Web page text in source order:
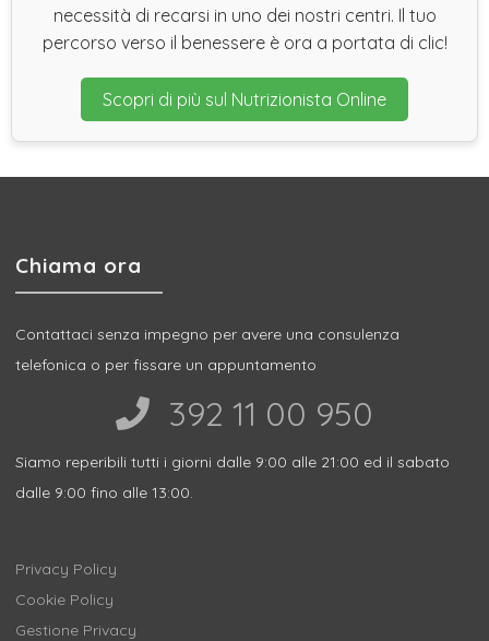
necessità di recarsi in uno dei nostri centri. Il tuo
percorso verso il benessere è ora a portata di clic!
Scopri di più sul Nutrizionista Online
Chiama ora
Contattaci senza impegno per avere una consulenza
telefonica o per fissare un appuntamento
392 11 00 950‬
Siamo reperibili tutti i giorni dalle 9:00 alle 21:00 ed il sabato
dalle 9:00 fino alle 13:00.
Privacy Policy
Cookie Policy
Gestione Privacy